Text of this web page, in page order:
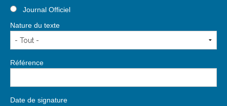
RECEVOIR LE JOURNAL OFFICIEL
NOUS CONTACTER
Journal Officiel
Nature du texte
Référence
Date de signature